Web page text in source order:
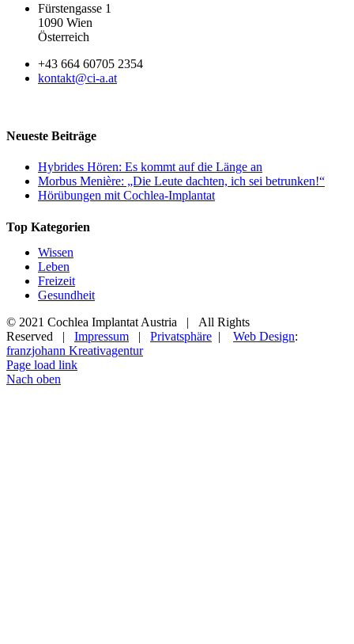
Fürstengasse 1
1090 Wien
Österreich
+43 664 60705 2354
kontakt@ci-a.at
Neueste Beiträge
Hybrides Hören: Es kommt auf die Länge an
Morbus Menière: „Die Leute dachten, ich sei betrunken!“
Hörübungen mit Cochlea-Implantat
Top Kategorien
Wissen
Leben
Freizeit
Gesundheit
© 2021 Cochlea Implantat Austria | All Rights
Reserved | Impressum | Privatsphäre | Web Design:
franzjohann Kreativagentur
Page load link
Nach oben